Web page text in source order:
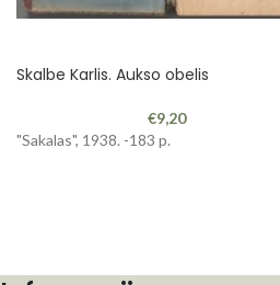
Skalbe Karlis. Aukso obelis
€9,20
"Sakalas", 1938. -183 p.